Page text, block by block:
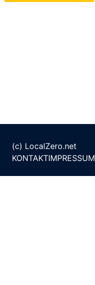
(c) LocalZero.net
KONTAKTIMPRESSUM